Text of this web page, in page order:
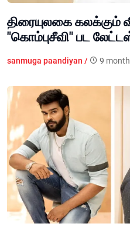
திரையுலகை கலக்கும்
"கொம்புசீவி" பட
sanmuga paandiyan / 9